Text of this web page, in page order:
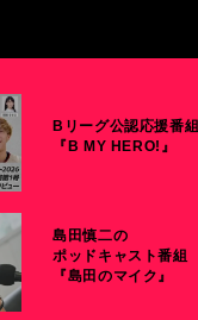
Bリーグ公認応援番組
『B MY HERO!』
島田慎二の
ポッドキャスト番組
『島田のマイク』